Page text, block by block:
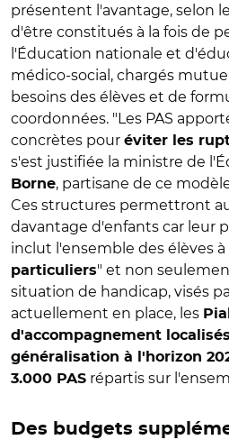
présentent l'avantage, selon
d'être constitués à la fois de
l'Éducation nationale et
médico-social, chargés
besoins des élèves et de
coordonnées. "Les PAS
concrètes pour éviter les
s'est justifiée la ministre de
Borne, partisane de ce
Ces structures permettront
davantage d'enfants car leur
inclut l'ensemble des élèves à
particuliers" et non
situation de handicap, visés
actuellement en place, les
d'accompagnement
généralisation à l'horizon
3.000 PAS répartis sur
Des budgets